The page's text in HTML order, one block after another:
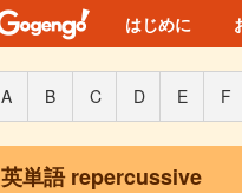
はじめに
A B C D E F
英単語 repercussive